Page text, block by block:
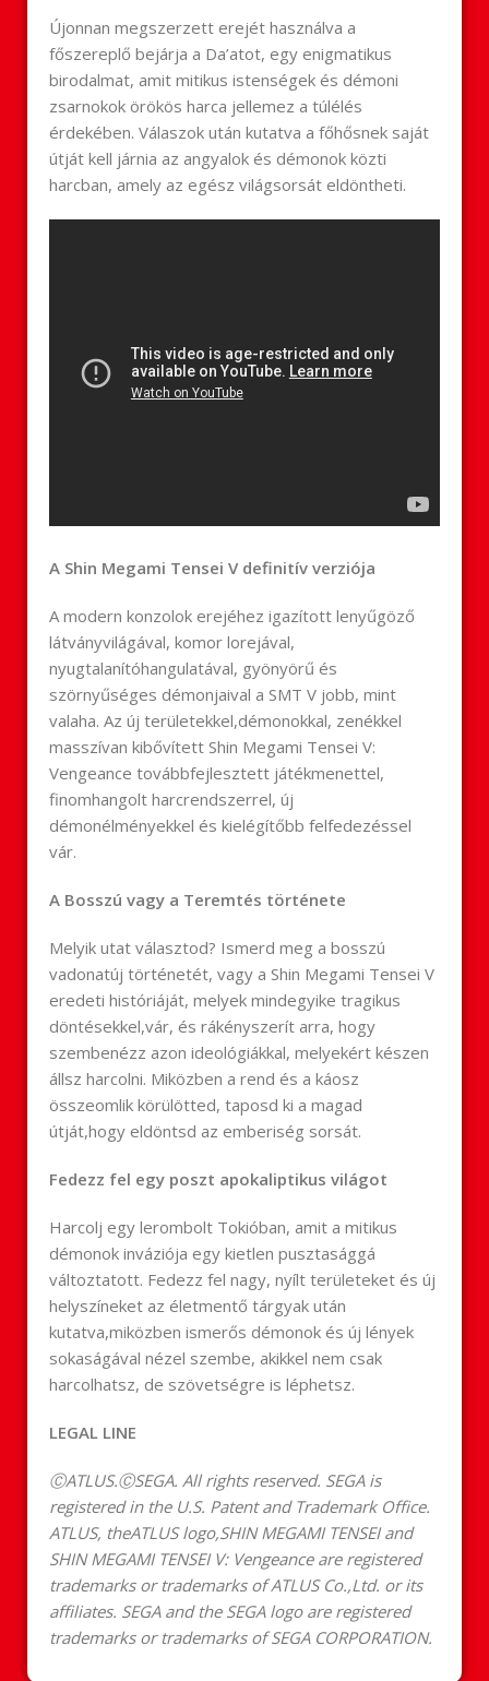
Újonnan megszerzett erejét használva a
főszereplő bejárja a Da’atot, egy enigmatikus
birodalmat, amit mitikus istenségek és démoni
zsarnokok örökös harca jellemez a túlélés
érdekében. Válaszok után kutatva a főhősnek saját
útját kell járnia az angyalok és démonok közti
harcban, amely az egész világsorsát eldöntheti.
A Shin Megami Tensei V definitív verziója
A modern konzolok erejéhez igazított lenyűgöző
látványvilágával, komor lorejával,
nyugtalanítóhangulatával, gyönyörű és
szörnyűséges démonjaival a SMT V jobb, mint
valaha. Az új területekkel,démonokkal, zenékkel
masszívan kibővített Shin Megami Tensei V:
Vengeance továbbfejlesztett játékmenettel,
finomhangolt harcrendszerrel, új
démonélményekkel és kielégítőbb felfedezéssel
vár.
A Bosszú vagy a Teremtés története
Melyik utat választod? Ismerd meg a bosszú
vadonatúj történetét, vagy a Shin Megami Tensei V
eredeti históriáját, melyek mindegyike tragikus
döntésekkel,vár, és rákényszerít arra, hogy
szembenézz azon ideológiákkal, melyekért készen
állsz harcolni. Miközben a rend és a káosz
összeomlik körülötted, taposd ki a magad
útját,hogy eldöntsd az emberiség sorsát.
Fedezz fel egy poszt apokaliptikus világot
Harcolj egy lerombolt Tokióban, amit a mitikus
démonok inváziója egy kietlen pusztasággá
változtatott. Fedezz fel nagy, nyílt területeket és új
helyszíneket az életmentő tárgyak után
kutatva,miközben ismerős démonok és új lények
sokaságával nézel szembe, akikkel nem csak
harcolhatsz, de szövetségre is léphetsz.
LEGAL LINE
ⒸATLUS.ⒸSEGA. All rights reserved. SEGA is
registered in the U.S. Patent and Trademark Office.
ATLUS, theATLUS logo,SHIN MEGAMI TENSEI and
SHIN MEGAMI TENSEI V: Vengeance are registered
trademarks or trademarks of ATLUS Co.,Ltd. or its
affiliates. SEGA and the SEGA logo are registered
trademarks or trademarks of SEGA CORPORATION.